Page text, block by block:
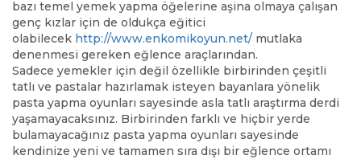
bazı temel yemek yapma öğelerine aşina olmaya çalışan
genç kızlar için de oldukça eğitici
olabilecek http://www.enkomikoyun.net/ mutlaka
denenmesi gereken eğlence araçlarından.
Sadece yemekler için değil özellikle birbirinden çeşitli
tatlı ve pastalar hazırlamak isteyen bayanlara yönelik
pasta yapma oyunları sayesinde asla tatlı araştırma derdi
yaşamayacaksınız. Birbirinden farklı ve hiçbir yerde
bulamayacağınız pasta yapma oyunları sayesinde
kendinize yeni ve tamamen sıra dışı bir eğlence ortamı